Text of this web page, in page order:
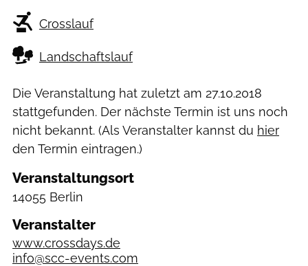
Crosslauf
Landschaftslauf
Die Veranstaltung hat zuletzt am 27.10.2018
stattgefunden. Der nächste Termin ist uns noch
nicht bekannt. (Als Veranstalter kannst du hier
den Termin eintragen.)
Veranstaltungsort
14055 Berlin
Veranstalter
www.crossdays.de
info@scc-events.com